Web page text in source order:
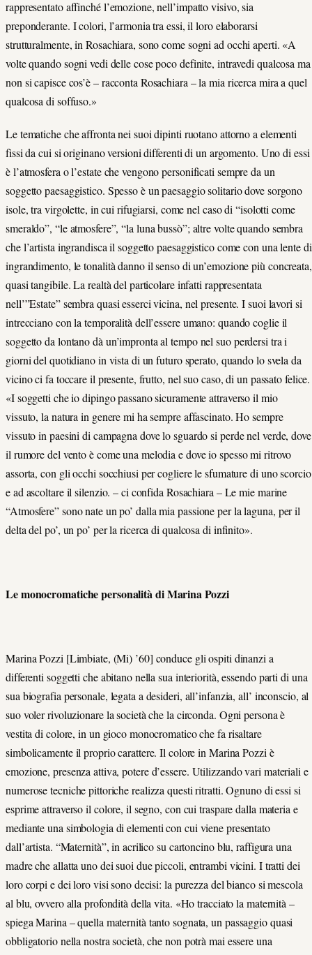
rappresentato affinché l’emozione, nell’impatto visivo, sia
preponderante. I colori, l’armonia tra essi, il loro elaborarsi
strutturalmente, in Rosachiara, sono come sogni ad occhi aperti. «A
volte quando sogni vedi delle cose poco definite, intravedi qualcosa ma
non si capisce cos’è – racconta Rosachiara – la mia ricerca mira a quel
qualcosa di soffuso.»
Le tematiche che affronta nei suoi dipinti ruotano attorno a elementi
fissi da cui si originano versioni differenti di un argomento. Uno di essi
è l’atmosfera o l’estate che vengono personificati sempre da un
soggetto paesaggistico. Spesso è un paesaggio solitario dove sorgono
isole, tra virgolette, in cui rifugiarsi, come nel caso di “isolotti come
smeraldo”, “le atmosfere”, “la luna bussò”; altre volte quando sembra
che l’artista ingrandisca il soggetto paesaggistico come con una lente di
ingrandimento, le tonalità danno il senso di un’emozione più concreata,
quasi tangibile. La realtà del particolare infatti rappresentata
nell’”Estate” sembra quasi esserci vicina, nel presente. I suoi lavori si
intrecciano con la temporalità dell’essere umano: quando coglie il
soggetto da lontano dà un’impronta al tempo nel suo perdersi tra i
giorni del quotidiano in vista di un futuro sperato, quando lo svela da
vicino ci fa toccare il presente, frutto, nel suo caso, di un passato felice.
«I soggetti che io dipingo passano sicuramente attraverso il mio
vissuto, la natura in genere mi ha sempre affascinato. Ho sempre
vissuto in paesini di campagna dove lo sguardo si perde nel verde, dove
il rumore del vento è come una melodia e dove io spesso mi ritrovo
assorta, con gli occhi socchiusi per cogliere le sfumature di uno scorcio
e ad ascoltare il silenzio. – ci confida Rosachiara – Le mie marine
“Atmosfere” sono nate un po’ dalla mia passione per la laguna, per il
delta del po’, un po’ per la ricerca di qualcosa di infinito».
Le monocromatiche personalità di Marina Pozzi
Marina Pozzi [Limbiate, (Mi) ’60] conduce gli ospiti dinanzi a
differenti soggetti che abitano nella sua interiorità, essendo parti di una
sua biografia personale, legata a desideri, all’infanzia, all’ inconscio, al
suo voler rivoluzionare la società che la circonda. Ogni persona è
vestita di colore, in un gioco monocromatico che fa risaltare
simbolicamente il proprio carattere. Il colore in Marina Pozzi è
emozione, presenza attiva, potere d’essere. Utilizzando vari materiali e
numerose tecniche pittoriche realizza questi ritratti. Ognuno di essi si
esprime attraverso il colore, il segno, con cui traspare dalla materia e
mediante una simbologia di elementi con cui viene presentato
dall’artista. “Maternità”, in acrilico su cartoncino blu, raffigura una
madre che allatta uno dei suoi due piccoli, entrambi vicini. I tratti dei
loro corpi e dei loro visi sono decisi: la purezza del bianco si mescola
al blu, ovvero alla profondità della vita. «Ho tracciato la maternità –
spiega Marina – quella maternità tanto sognata, un passaggio quasi
obbligatorio nella nostra società, che non potrà mai essere una